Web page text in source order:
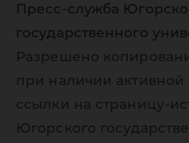
Пресс-служба
государственного
Разрешено
при наличии активной
ссылки на страницу-
Югорского